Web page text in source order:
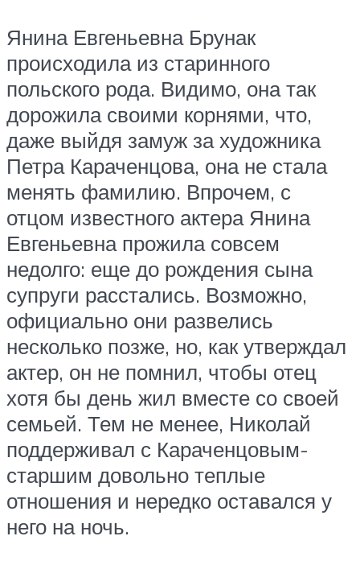
Янина Евгеньевна Брунак
происходила из старинного
польского рода. Видимо, она так
дорожила своими корнями, что,
даже выйдя замуж за художника
Петра Караченцова, она не стала
менять фамилию. Впрочем, с
отцом известного актера Янина
Евгеньевна прожила совсем
недолго: еще до рождения сына
супруги расстались. Возможно,
официально они развелись
несколько позже, но, как утверждал
актер, он не помнил, чтобы отец
хотя бы день жил вместе со своей
семьей. Тем не менее, Николай
поддерживал с Караченцовым-
старшим довольно теплые
отношения и нередко оставался у
него на ночь.